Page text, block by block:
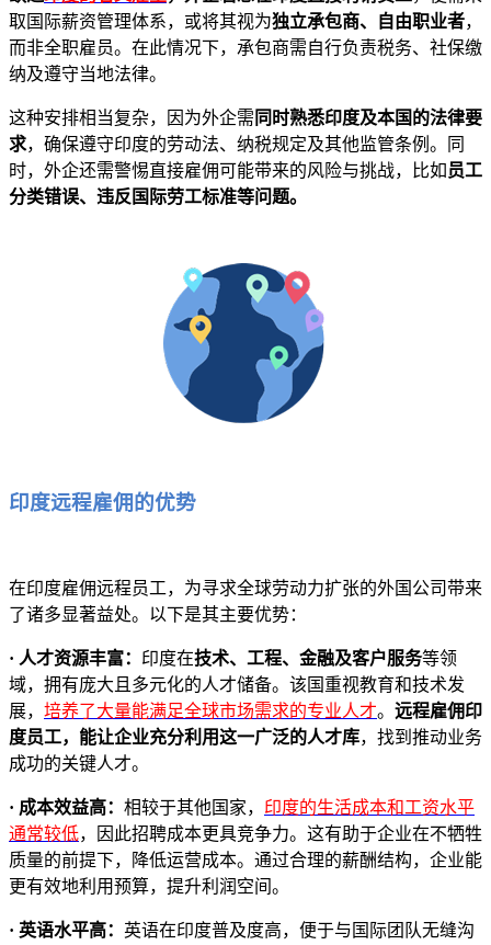
取国际薪资管理体系，或将其视为独立承包商、自由职业者，
而非全职雇员。在此情况下，承包商需自行负责税务、社保缴
纳及遵守当地法律。
这种安排相当复杂，因为外企需 同时熟悉印度及本国的法律要
求，确保遵守印度的劳动法、纳税规定及其他监管条例。同
时，外企还需警惕直接雇佣可能带来的风险与挑战，比如 员工
分类错误、违反国际劳工标准等问题。
印度远程雇佣的优势
在印度雇佣远程员工，为寻求全球劳动力扩张的外国公司带来
了诸多显著益处。以下是其主要优势：
· 人才资源丰富： 印度在技术、工程、金融及客户服务等领
域，拥有庞大且多元化的人才储备。该国重视教育和技术发
展， 培养了大量能满足全球市场需求的专业人才。 远程雇佣印
度员工，能让企业充分利用这一广泛的人才库，找到推动业务
成功的关键人才。
· 成本效益高： 相较于其他国家， 印度的生活成本和工资水平
通常较低，因此招聘成本更具竞争力。这有助于企业在不牺牲
质量的前提下，降低运营成本。通过合理的薪酬结构，企业能
更有效地利用预算，提升利润空间。
· 英语水平高： 英语在印度普及度高，便于与国际团队无缝沟